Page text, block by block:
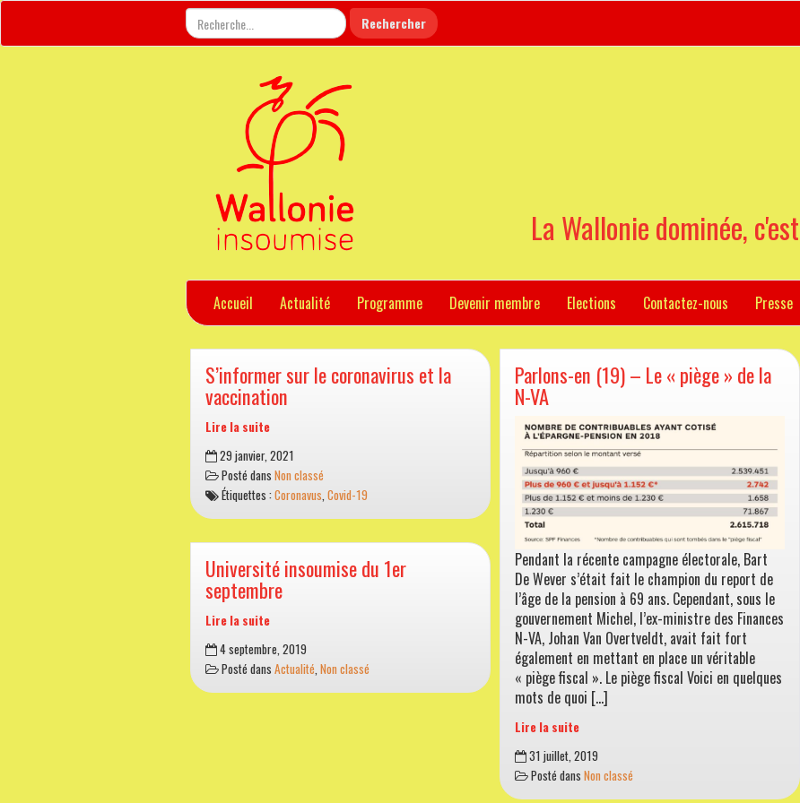
La Wallonie dominée,
Accueil Actualité Programme Devenir membre Elections Contactez-nous Presse
S’informer sur le coronavirus et la
vaccination
Lire la suite
S’informer
sur
le
coronavirus
et
la
vaccination
29 janvier, 2021
Posté dans Non classé
Étiquettes :Coronavus,Covid-19
Université insoumise du 1er
septembre
Lire la suite
Université
insoumise
du
1er
4 septembre, 2019
Posté dans Actualité,Non classé
Parlons-en (19) – Le « piège » de la
N-VA
Pendant la récente campagne électorale, Bart
De Wever s’était fait le champion du report de
l’âge de la pension à 69 ans. Cependant, sous le
gouvernement Michel, l’ex-ministre des Finances
N-VA, Johan Van Overtveldt, avait fait fort
également en mettant en place un véritable
« piège fiscal ». Le piège fiscal Voici en quelques
mots de quoi […]
Lire la suite
Parlons-
en
(19)
31 juillet, 2019
Posté dans Non classé